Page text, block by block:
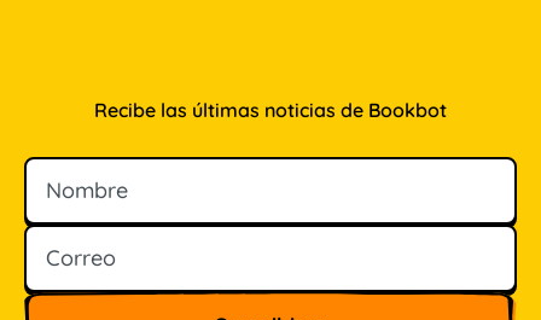
Recibe las últimas noticias de Bookbot
Nombre
Correo